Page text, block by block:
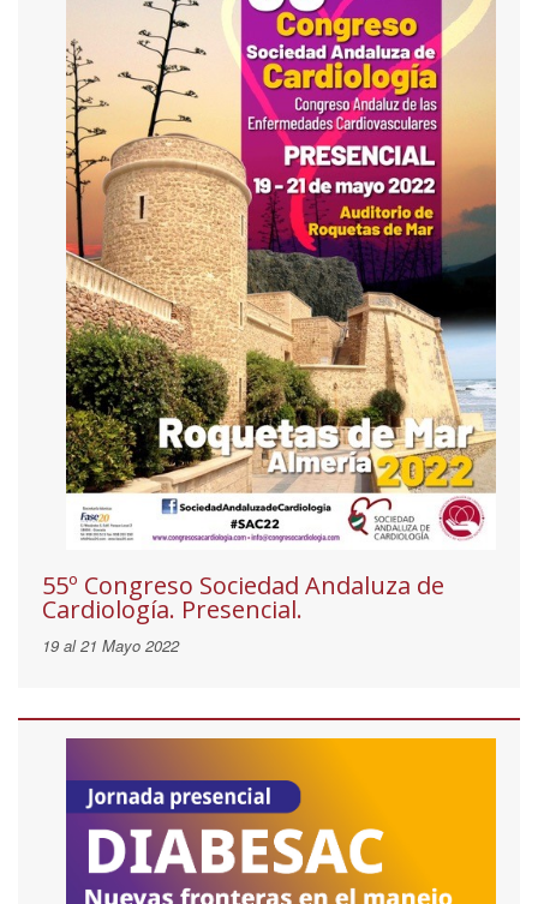
55º Congreso Sociedad Andaluza de
Cardiología. Presencial.
19 al 21 Mayo 2022